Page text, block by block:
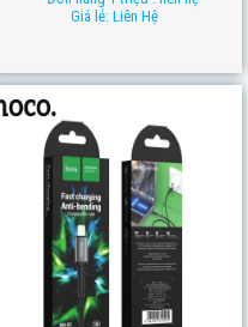
Giá lẻ: Liên Hệ